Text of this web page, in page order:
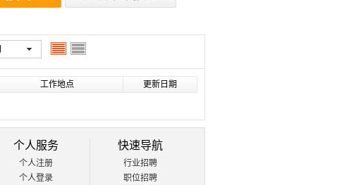
工作地点 更新日期
个人服务
个人注册
个人登录
快速导航
行业招聘
职位招聘